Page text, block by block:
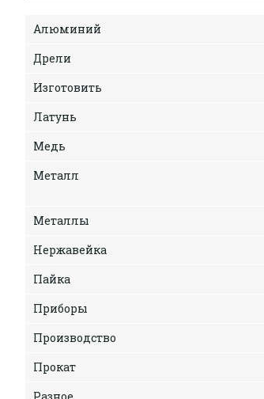
Алюминий
Дрели
Изготовить
Латунь
Медь
Металл
Металлы
Нержавейка
Пайка
Приборы
Производство
Прокат
Разное